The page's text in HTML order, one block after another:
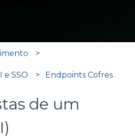
e SSO Endpoints Cofres
de um